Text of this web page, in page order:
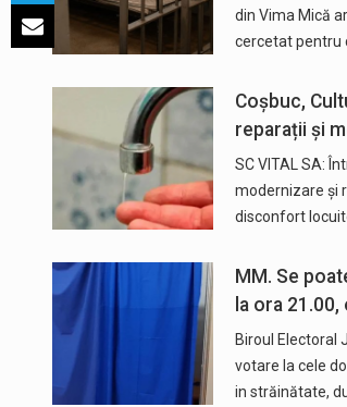
din Vima Mică
cercetat pentru
Coșbuc,
reparații și
SC VITAL SA:
modernizare și
disconfort
MM. Se
la ora
Biroul Electoral
votare la cele
in străinătate,